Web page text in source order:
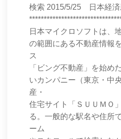
検索 2015/5/25 日本経済
日本マイクロソフトは、
の範囲にある不動産情報
ス
「ビング不動産」を始め
いカンパニー（東京・中
産・
住宅サイト「ＳＵＵＭＯ
る。一般的な駅名や住所
ーム